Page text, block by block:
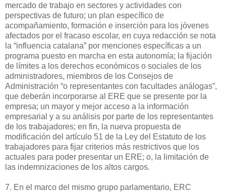
mercado de trabajo en sectores y actividades con
perspectivas de futuro; un plan específico de
acompañamiento, formación e inserción para los jóvenes
afectados por el fracaso escolar, en cuya redacción se nota
la “influencia catalana” por menciones específicas a un
programa puesto en marcha en esta autonomía; la fijación
de límites a los derechos económicos o sociales de los
administradores, miembros de los Consejos de
Administración “o representantes con facultades análogas”,
que deberán incorporarse al ERE que se presente por la
empresa; un mayor y mejor acceso a la información
empresarial y a su análisis por parte de los representantes
de los trabajadores; en fin, la nueva propuesta de
modificación del artículo 51 de la Ley del Estatuto de los
trabajadores para fijar criterios más restrictivos que los
actuales para poder presentar un ERE; o, la limitación de
las indemnizaciones de los altos cargos.
7. En el marco del mismo grupo parlamentario, ERC